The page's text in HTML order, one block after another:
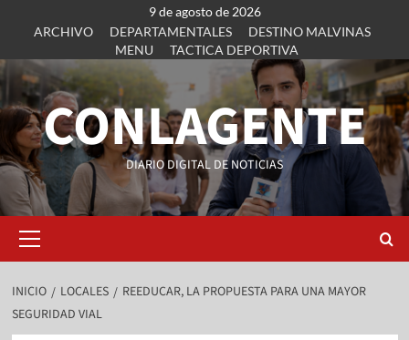
9 de agosto de 2026
ARCHIVO
DEPARTAMENTALES
DESTINO MALVINAS
MENU
TACTICA DEPORTIVA
CONLAGENTE
DIARIO DIGITAL DE NOTICIAS
INICIO LOCALES
REEDUCAR, LA PROPUESTA PARA UNA MAYOR
SEGURIDAD VIAL